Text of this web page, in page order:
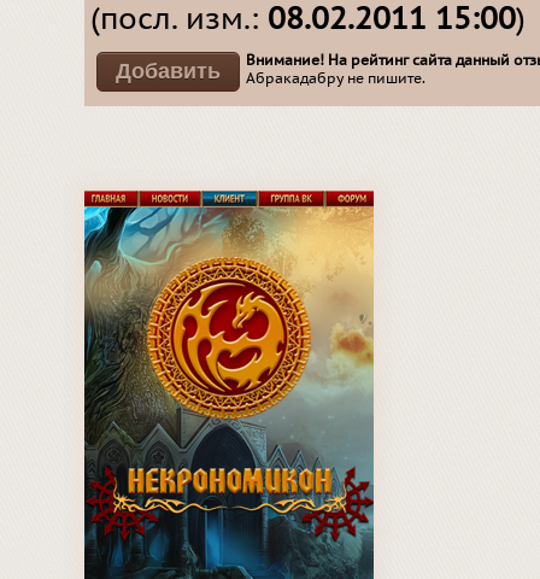
(посл. изм.: 08.02.2011 15:00)
Внимание! На рейтинг сайта данный
Абракадабру не пишите.